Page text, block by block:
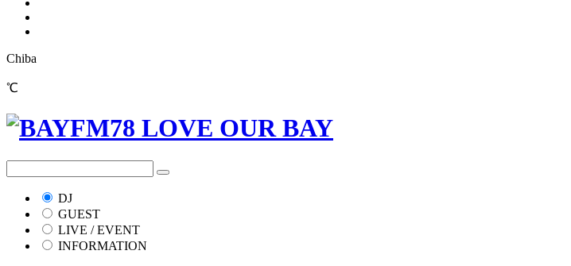
Chiba
℃
DJ
GUEST
LIVE / EVENT
INFORMATION